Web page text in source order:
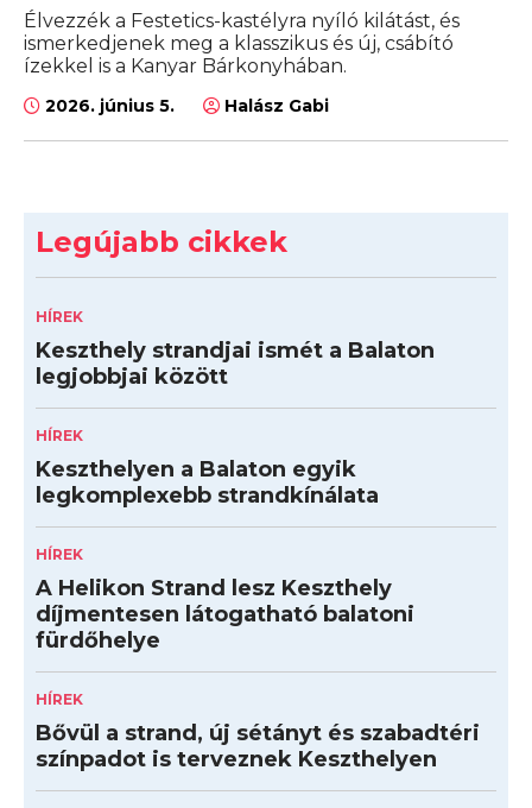
Élvezzék a Festetics-kastélyra nyíló kilátást, és
ismerkedjenek meg a klasszikus és új, csábító
ízekkel is a Kanyar Bárkonyhában.
2026. június 5. Halász Gabi
Legújabb cikkek
HÍREK
Keszthely strandjai ismét a Balaton
legjobbjai között
HÍREK
Keszthelyen a Balaton egyik
legkomplexebb strandkínálata
HÍREK
A Helikon Strand lesz Keszthely
díjmentesen látogatható balatoni
fürdőhelye
HÍREK
Bővül a strand, új sétányt és szabadtéri
színpadot is terveznek Keszthelyen